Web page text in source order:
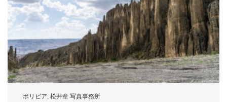
ボリビア 松井章 写真事務所